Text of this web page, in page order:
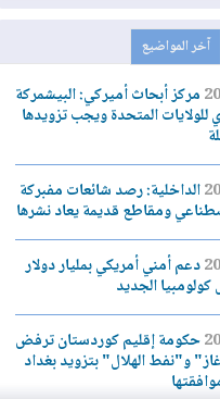
المواضيع
أبحاث أميركي: البيشمركة
المتحدة ويجب تزويدها
رصد شائعات مفبركة
ومقاطع قديمة يعاد نشرها
أمني أمريكي بمليار دولار
الجديد
إقليم كوردستان ترفض
و"نفط الهلال" بتزويد بغداد